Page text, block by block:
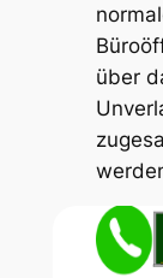
über